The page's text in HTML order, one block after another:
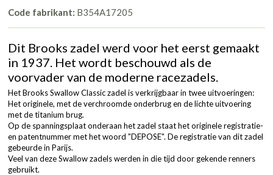
Code fabrikant: B354A17205
Dit Brooks zadel werd voor het eerst gemaakt
in 1937. Het wordt beschouwd als de
voorvader van de moderne racezadels.
Het Brooks Swallow Classic zadel is verkrijgbaar in twee uitvoeringen:
Het originele, met de verchroomde onderbrug en de lichte uitvoering
met de titanium brug.
Op de spanningsplaat onderaan het zadel staat het originele registratie-
en patentnummer met het woord "DEPOSE". De registratie van dit zadel
gebeurde in Parijs.
Veel van deze Swallow zadels werden in die tijd door gekende renners
gebruikt.